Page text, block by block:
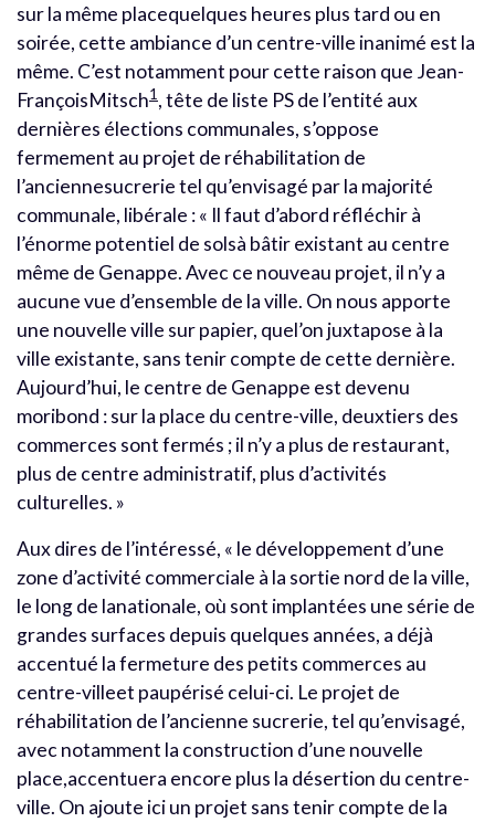
sur la même placequelques heures plus tard ou en
soirée, cette ambiance d’un centre-ville inanimé est la
même. C’est notamment pour cette raison que Jean-
FrançoisMitsch1 , tête de liste PS de l’entité aux
dernières élections communales, s’oppose
fermement au projet de réhabilitation de
l’anciennesucrerie tel qu’envisagé par la majorité
communale, libérale : « Il faut d’abord réfléchir à
l’énorme potentiel de solsà bâtir existant au centre
même de Genappe. Avec ce nouveau projet, il n’y a
aucune vue d’ensemble de la ville. On nous apporte
une nouvelle ville sur papier, quel’on juxtapose à la
ville existante, sans tenir compte de cette dernière.
Aujourd’hui, le centre de Genappe est devenu
moribond : sur la place du centre-ville, deuxtiers des
commerces sont fermés ; il n’y a plus de restaurant,
plus de centre administratif, plus d’activités
culturelles. »
Aux dires de l’intéressé, « le développement d’une
zone d’activité commerciale à la sortie nord de la ville,
le long de lanationale, où sont implantées une série de
grandes surfaces depuis quelques années, a déjà
accentué la fermeture des petits commerces au
centre-villeet paupérisé celui-ci. Le projet de
réhabilitation de l’ancienne sucrerie, tel qu’envisagé,
avec notamment la construction d’une nouvelle
place,accentuera encore plus la désertion du centre-
ville. On ajoute ici un projet sans tenir compte de la